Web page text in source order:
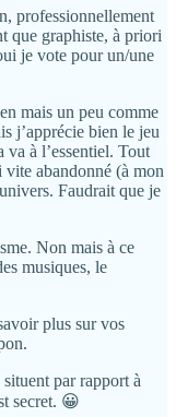
professionnellement
que graphiste, à priori
je vote pour un/une
mais un peu comme
j’apprécie bien le jeu
va à l’essentiel. Tout
vite abandonné (à mon
Faudrait que je
Non mais à ce
musiques, le
plus sur vos
par rapport à
secret. 😀